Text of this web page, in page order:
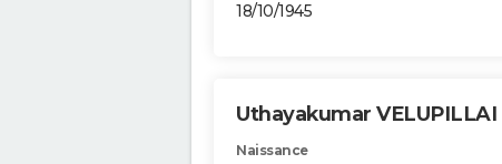
18/10/1945
Uthayakumar VELUPILLAI
Naissance